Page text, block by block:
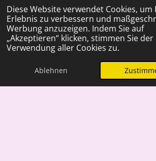
Diese Website verwendet Cookies, um
Erlebnis zu verbessern und
Werbung anzuzeigen. Indem Sie auf
„Akzeptieren“ klicken, stimmen Sie der
Verwendung aller Cookies zu.
Ablehnen
Seminare/
Blog
Kontakt
E-Mail Telefon